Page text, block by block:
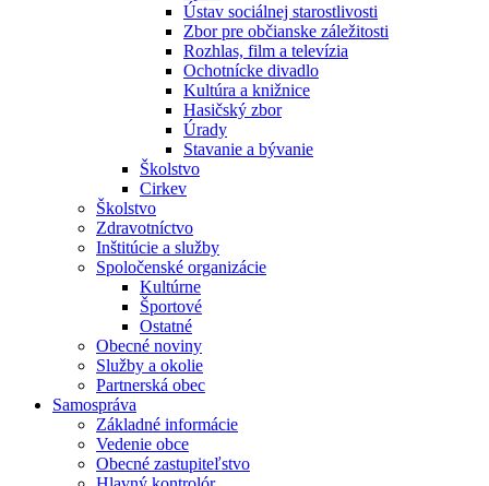
Ústav sociálnej starostlivosti
Zbor pre občianske záležitosti
Rozhlas, film a televízia
Ochotnícke divadlo
Kultúra a knižnice
Hasičský zbor
Úrady
Stavanie a bývanie
Školstvo
Cirkev
Školstvo
Zdravotníctvo
Inštitúcie a služby
Spoločenské organizácie
Kultúrne
Športové
Ostatné
Obecné noviny
Služby a okolie
Partnerská obec
Samospráva
Základné informácie
Vedenie obce
Obecné zastupiteľstvo